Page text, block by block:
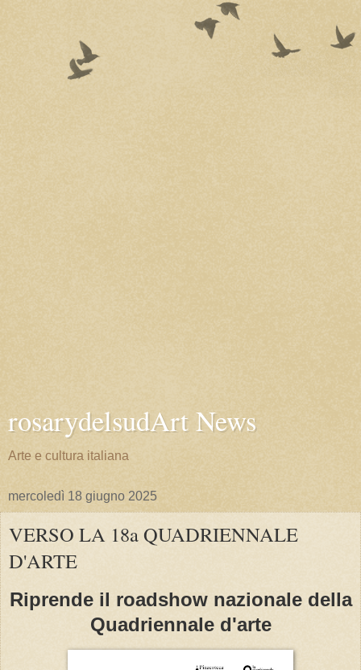
rosarydelsudArt News
Arte e cultura italiana
mercoledì 18 giugno 2025
VERSO LA 18a QUADRIENNALE
D'ARTE
Riprende il roadshow nazionale della
Quadriennale d'arte